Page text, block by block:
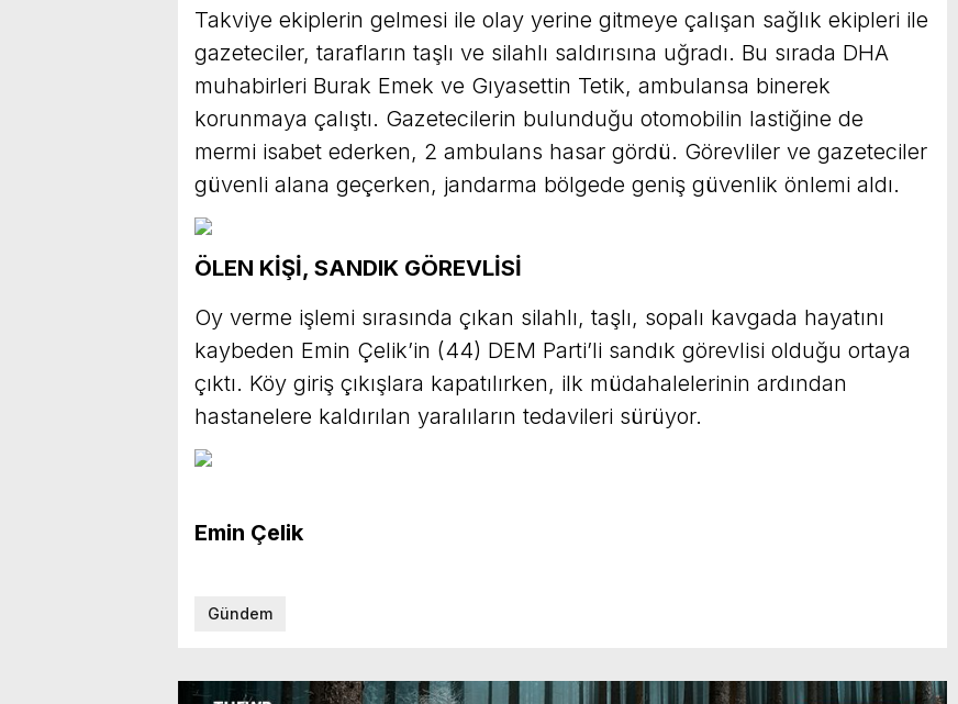
Takviye ekiplerin gelmesi ile olay yerine gitmeye çalışan sağlık ekipleri ile
gazeteciler, tarafların taşlı ve silahlı saldırısına uğradı. Bu sırada DHA
muhabirleri Burak Emek ve Gıyasettin Tetik, ambulansa binerek
korunmaya çalıştı. Gazetecilerin bulunduğu otomobilin lastiğine de
mermi isabet ederken, 2 ambulans hasar gördü. Görevliler ve gazeteciler
güvenli alana geçerken, jandarma bölgede geniş güvenlik önlemi aldı.
ÖLEN KİŞİ, SANDIK GÖREVLİSİ
Oy verme işlemi sırasında çıkan silahlı, taşlı, sopalı kavgada hayatını
kaybeden Emin Çelik’in (44) DEM Parti’li sandık görevlisi olduğu ortaya
çıktı. Köy giriş çıkışlara kapatılırken, ilk müdahalelerinin ardından
hastanelere kaldırılan yaralıların tedavileri sürüyor.
Emin Çelik
Gündem